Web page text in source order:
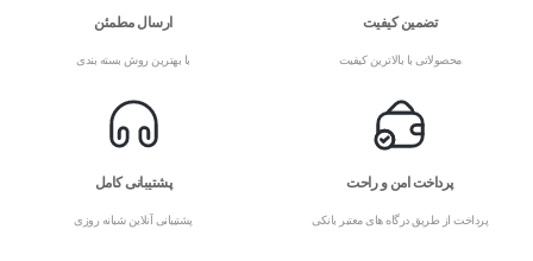
تضمین کیفیت
محصولاتی با بالاترین کیفیت
ارسال مطمئن
با بهترین روش بسته بندی
پرداخت امن و راحت
پرداخت از طریق درگاه های معتبر بانکی
پشتیبانی کامل
پشتیبانی آنلاین شبانه روزی